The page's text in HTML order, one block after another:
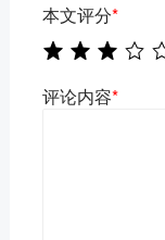
本文评分*
评论内容*